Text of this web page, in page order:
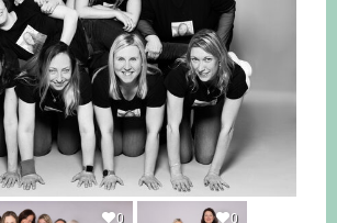
0 0